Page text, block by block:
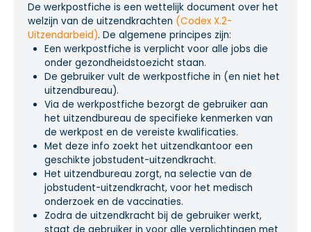
De werkpostfiche is een wettelijk document over het
welzijn van de uitzendkrachten (Codex X.2-
Uitzendarbeid). De algemene principes zijn:
Een werkpostfiche is verplicht voor alle jobs die
onder gezondheidstoezicht staan.
De gebruiker vult de werkpostfiche in (en niet het
uitzendbureau).
Via de werkpostfiche bezorgt de gebruiker aan
het uitzendbureau de specifieke kenmerken van
de werkpost en de vereiste kwalificaties.
Met deze info zoekt het uitzendkantoor een
geschikte jobstudent-uitzendkracht.
Het uitzendbureau zorgt, na selectie van de
jobstudent-uitzendkracht, voor het medisch
onderzoek en de vaccinaties.
Zodra de uitzendkracht bij de gebruiker werkt,